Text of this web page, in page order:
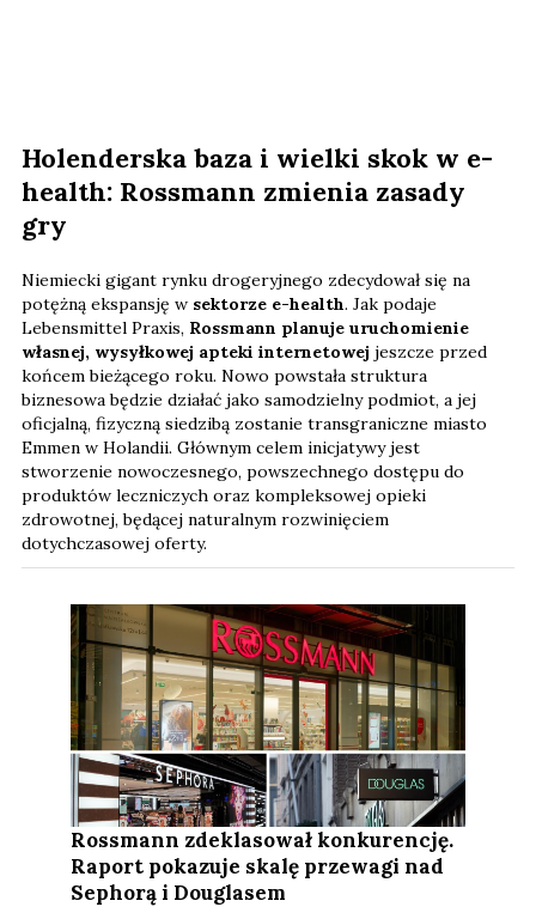
Holenderska baza i wielki skok w e-
health: Rossmann zmienia zasady
gry
Niemiecki gigant rynku drogeryjnego zdecydował się na
potężną ekspansję w sektorze e-health. Jak podaje
Lebensmittel Praxis, Rossmann planuje uruchomienie
własnej, wysyłkowej apteki internetowej jeszcze przed
końcem bieżącego roku. Nowo powstała struktura
biznesowa będzie działać jako samodzielny podmiot, a jej
oficjalną, fizyczną siedzibą zostanie transgraniczne miasto
Emmen w Holandii. Głównym celem inicjatywy jest
stworzenie nowoczesnego, powszechnego dostępu do
produktów leczniczych oraz kompleksowej opieki
zdrowotnej, będącej naturalnym rozwinięciem
dotychczasowej oferty.
Rossmann zdeklasował konkurencję.
Raport pokazuje skalę przewagi nad
Sephorą i Douglasem